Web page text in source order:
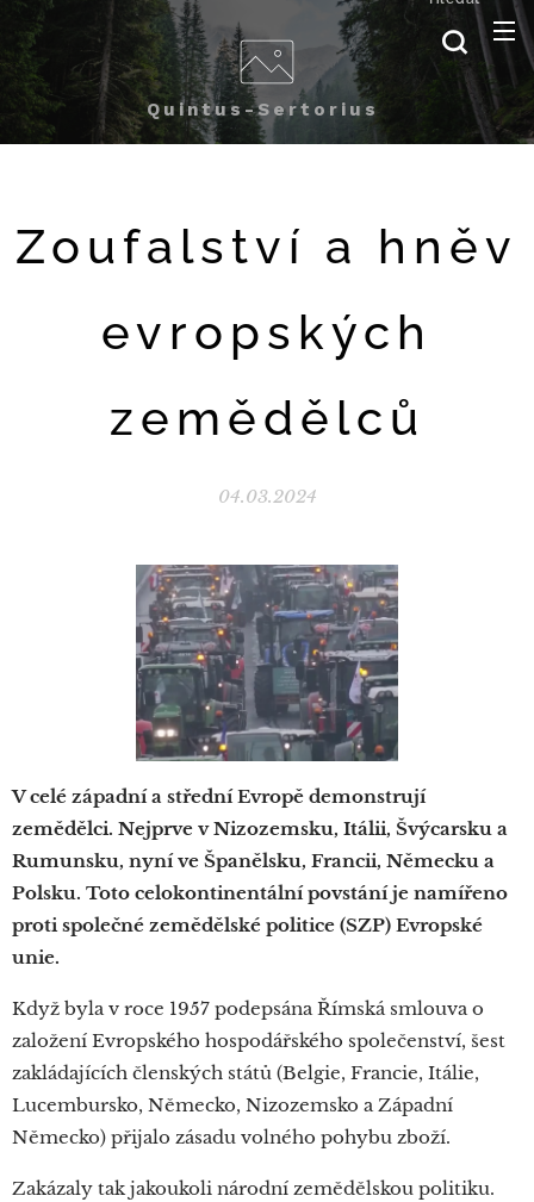
Quintus-Sertorius
Zoufalství a hněv
evropských
zemědělců
04.03.2024
V celé západní a střední Evropě demonstrují
zemědělci. Nejprve v Nizozemsku, Itálii, Švýcarsku a
Rumunsku, nyní ve Španělsku, Francii, Německu a
Polsku. Toto celokontinentální povstání je namířeno
proti společné zemědělské politice (SZP) Evropské
unie.
Když byla v roce 1957 podepsána Římská smlouva o
založení Evropského hospodářského společenství, šest
zakládajících členských států (Belgie, Francie, Itálie,
Lucembursko, Německo, Nizozemsko a Západní
Německo) přijalo zásadu volného pohybu zboží.
Zakázaly tak jakoukoli národní zemědělskou politiku.